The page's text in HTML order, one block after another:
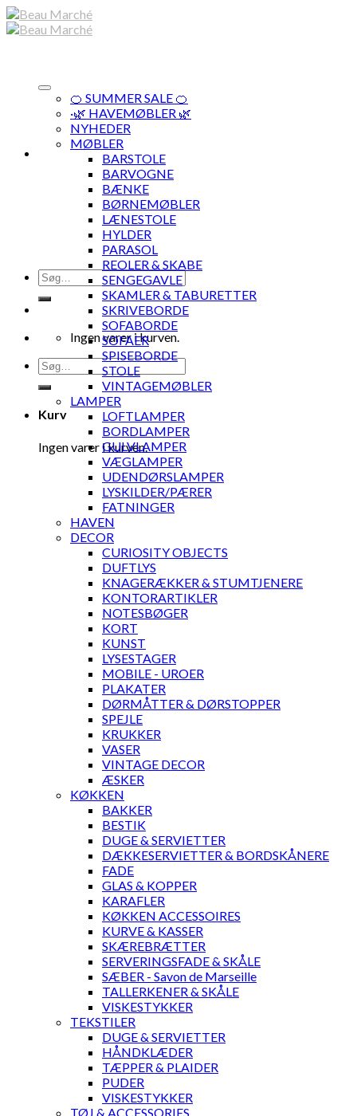
Skip
to
Søg
efter:
Ingen varer i kurven.
Søg
efter:
Kurv
Ingen varer i kurven.
🍊 SUMMER SALE 🍊
·🌿 HAVEMØBLER 🌿
NYHEDER
MØBLER
BARSTOLE
BARVOGNE
BÆNKE
BØRNEMØBLER
LÆNESTOLE
HYLDER
PARASOL
REOLER & SKABE
SENGEGAVLE
SKAMLER & TABURETTER
SKRIVEBORDE
SOFABORDE
SOFAER
SPISEBORDE
STOLE
VINTAGEMØBLER
LAMPER
LOFTLAMPER
BORDLAMPER
GULVLAMPER
VÆGLAMPER
UDENDØRSLAMPER
LYSKILDER/PÆRER
FATNINGER
HAVEN
DECOR
CURIOSITY OBJECTS
DUFTLYS
KNAGERÆKKER & STUMTJENERE
KONTORARTIKLER
NOTESBØGER
KORT
KUNST
LYSESTAGER
MOBILE - UROER
PLAKATER
DØRMÅTTER & DØRSTOPPER
SPEJLE
KRUKKER
VASER
VINTAGE DECOR
ÆSKER
KØKKEN
BAKKER
BESTIK
DUGE & SERVIETTER
DÆKKESERVIETTER & BORDSKÅNERE
FADE
GLAS & KOPPER
KARAFLER
KØKKEN ACCESSOIRES
KURVE & KASSER
SKÆREBRÆTTER
SERVERINGSFADE & SKÅLE
SÆBER - Savon de Marseille
TALLERKENER & SKÅLE
VISKESTYKKER
TEKSTILER
DUGE & SERVIETTER
HÅNDKLÆDER
TÆPPER & PLAIDER
PUDER
VISKESTYKKER
TØJ & ACCESSORIES